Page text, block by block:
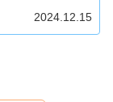
2024.12.15